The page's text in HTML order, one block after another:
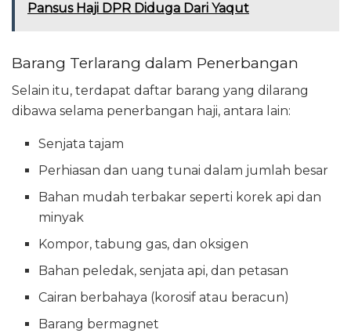
Pansus Haji DPR Diduga Dari Yaqut
Barang Terlarang dalam Penerbangan
Selain itu, terdapat daftar barang yang dilarang
dibawa selama penerbangan haji, antara lain:
Senjata tajam
Perhiasan dan uang tunai dalam jumlah besar
Bahan mudah terbakar seperti korek api dan
minyak
Kompor, tabung gas, dan oksigen
Bahan peledak, senjata api, dan petasan
Cairan berbahaya (korosif atau beracun)
Barang bermagnet